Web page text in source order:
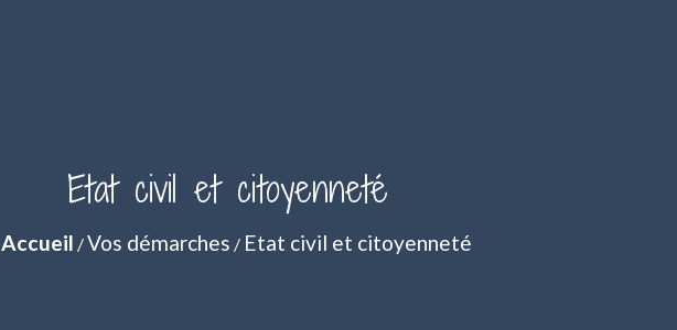
Etat civil et citoyenneté
Accueil /Vos démarches / Etat civil et citoyenneté